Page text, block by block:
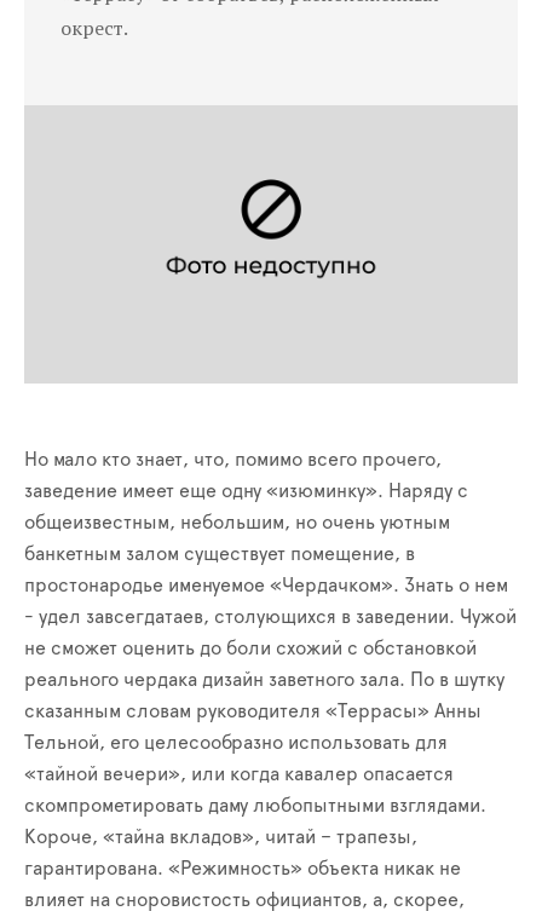
окрест.
Но мало кто знает, что, помимо всего прочего,
заведение имеет еще одну «изюминку». Наряду с
общеизвестным, небольшим, но очень уютным
банкетным залом существует помещение, в
простонародье именуемое «Чердачком». Знать о нем
- удел завсегдатаев, столующихся в заведении. Чужой
не сможет оценить до боли схожий с обстановкой
реального чердака дизайн заветного зала. По в шутку
сказанным словам руководителя «Террасы» Анны
Тельной, его целесообразно использовать для
«тайной вечери», или когда кавалер опасается
скомпрометировать даму любопытными взглядами.
Короче, «тайна вкладов», читай – трапезы,
гарантирована. «Режимность» объекта никак не
влияет на сноровистость официантов, а, скорее,